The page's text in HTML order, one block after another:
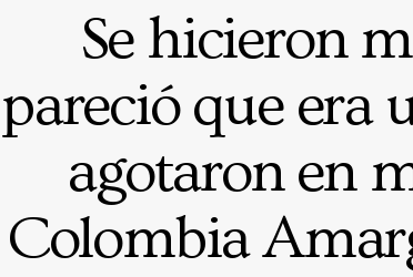
Se hicieron
pareció que era
agotaron en
Colombia